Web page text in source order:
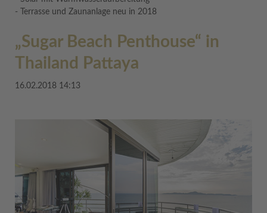
- Terrasse und Zaunanlage neu in 2018
„Sugar Beach Penthouse“ in
Thailand Pattaya
16.02.2018 14:13